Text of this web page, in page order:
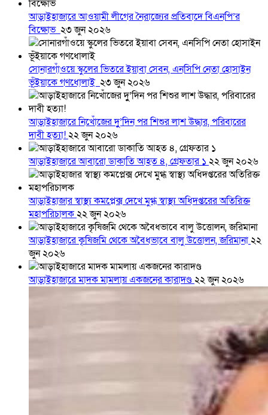
আড়াইহাজারে আওয়ামী লীগের নৈরাজ্যের প্রতিবাদে বিএনপি’র
বিক্ষোভ ২৩ জুন ২০২৬
সোনারগাঁওয়ে স্কুলের ভিতরে ইয়াবা সেবন, এনসিপি নেতা হোসাইন
ভূঁইয়াকে গণধোলাই ২৩ জুন ২০২৬
আড়াইহাজারে নিখোঁজের দুু’দিন পর শিশুর লাশ উদ্ধার, পরিবারের
দাবী হত্যা!২২ জুন ২০২৬
আড়াইহাজারে আবারো ডাকাতি আহত ৪, গ্রেফতার ১ ২২ জুন ২০২৬
আড়াইহাজার স্বাস্থ্য কমপ্লেক্স দেখে মুগ্ধ স্বাস্থ্য অধিদপ্তরের অতিরিক্ত
মহাপরিচালক২২ জুন ২০২৬
আড়াইহাজারে কৃষিজমি থেকে অবৈধভাবে বালু উত্তোলন, জরিমানা২২
জুন ২০২৬
আড়াইহাজারে মাদক মামলায় একজনের কারাদণ্ড২২ জুন ২০২৬